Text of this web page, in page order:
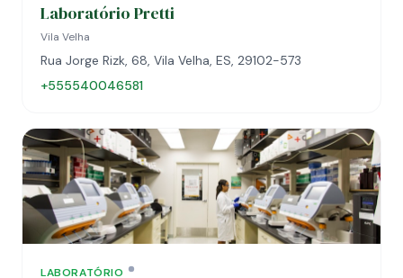
Laboratório Pretti
Vila Velha
Rua Jorge Rizk, 68, Vila Velha, ES, 29102-573
+555540046581
LABORATÓRIO